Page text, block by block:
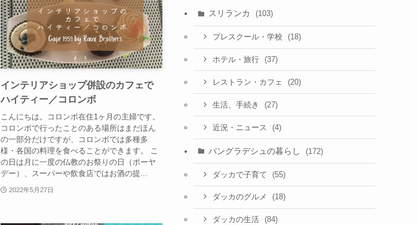
インテリアショップ併設のカフェで
ハイティー／コロンボ
こんにちは。コロンボ在住1ヶ月の主婦です。
コロンボで行ったことのある場所はまだほん
の一部分だけですが、コロンボでは多種多
様・各国の料理を食べることができます。 こ
の日は月に一度の仏教のお祭りの日（ポーヤ
デー）、スーパーや飲食店ではお酒の提...
2022年5月27日
スリランカ (103)
プレスクール・学校 (18)
ホテル・旅行 (37)
レストラン・カフェ (20)
生活、手続き (27)
近況・ニュース (4)
バングラデシュの暮らし (172)
ダッカで子育て (55)
ダッカのグルメ (18)
ダッカの生活 (84)